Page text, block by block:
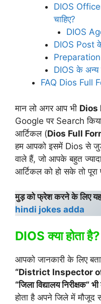
DIOS Officer
चाहिए?
DIOS
DIOS Post के
DIOS के अन्य
FAQ Dios Full
मान लो अगर आप भी Dios
Google पर Search
आर्टिकल (Dios Full
हम आपको इसमें Dios से
वाले हैं, जो आपके बहुत
आर्टिकल को हो सके तो पूरा
मुड़ को फ्रेश करने के लिए
hindi jokes adda
DIOS क्या होता
आपको जानकारी के लिए
“District Inspector of
“जिला विद्यालय निरीक्षक”
होता है अपने जिले में मौजूद